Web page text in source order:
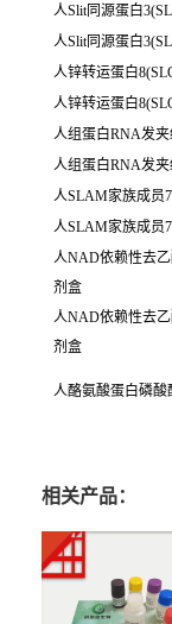
人Slit同源蛋白
人Slit同源蛋白
人锌转运蛋白
人锌转运蛋白
人组蛋白RNA发
人组蛋白RNA发
人SLAM家族成员
人SLAM家族成员
人NAD依赖性去
剂盒
人NAD依赖性去
剂盒
人酪氨酸蛋白磷酸
相关产品：